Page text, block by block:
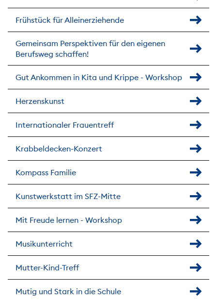
Frühstück für Alleinerziehende
Gemeinsam Perspektiven für den eigenen
Berufsweg schaffen!
Gut Ankommen in Kita und Krippe - Workshop
Herzenskunst
Internationaler Frauentreff
Krabbeldecken-Konzert
Kompass Familie
Kunstwerkstatt im SFZ-Mitte
Mit Freude lernen - Workshop
Musikunterricht
Mutter-Kind-Treff
Mutig und Stark in die Schule